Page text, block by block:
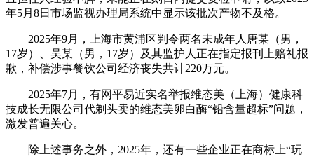
年5月8日市场监视办理局系统中显示该批次产物不及格。
2025年9月，上海市黄浦区判令两名未成年人唐某（男，
17岁）、吴某（男，17岁）及其监护人正在指定报刊上赔礼报
歉，补偿涉事餐饮公司经济丧失共计220万元。
2025年7月，有网平易近实名举报维态美（上海）健康科
技成长无限公司代剃头卖的维态美卵白酶“铅含量超标”问题，
激发普遍关心。
除上述事务之外，2025年，还有一些企业正在商标上“玩